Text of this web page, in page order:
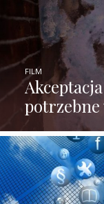
potrzebne
FILM